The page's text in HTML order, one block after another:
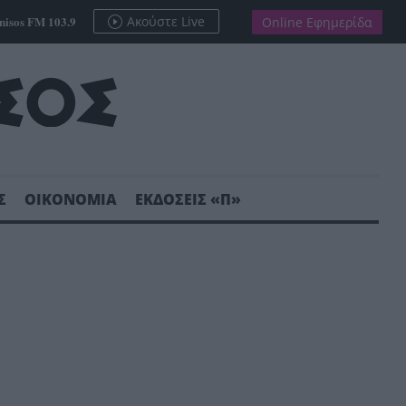
FM 103.9 Ακούστε Live Online Εφημερίδα
ΟΙΚΟΝΟΜΙΑ ΕΚΔΟΣΕΙΣ «Π»